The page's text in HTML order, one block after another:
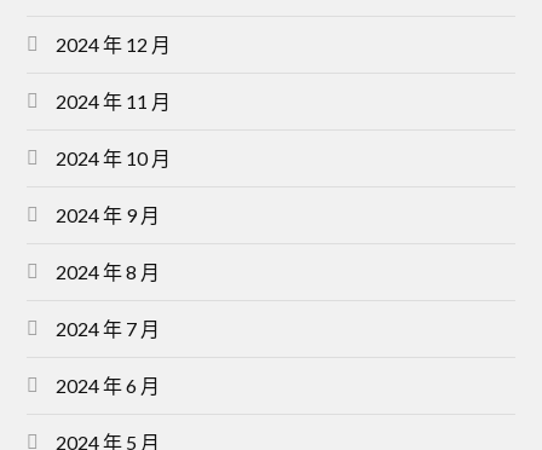
2024 年 12 月
2024 年 11 月
2024 年 10 月
2024 年 9 月
2024 年 8 月
2024 年 7 月
2024 年 6 月
2024 年 5 月